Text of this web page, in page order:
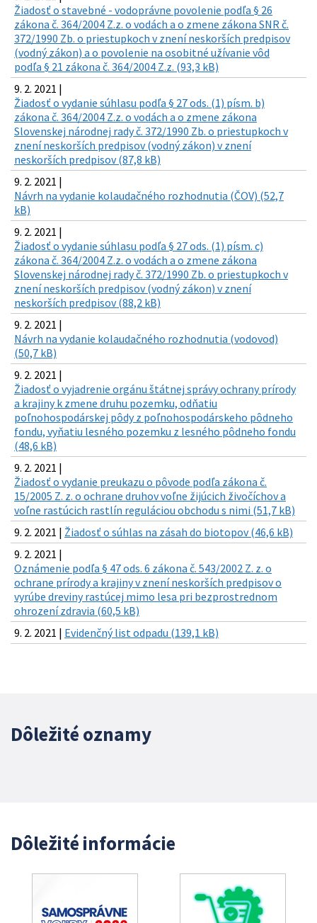
Žiadosť o stavebné - vodoprávne povolenie podľa § 26
zákona č. 364/2004 Z.z. o vodách a o zmene zákona SNR č.
372/1990 Zb. o priestupkoch v znení neskorších predpisov
(vodný zákon) a o povolenie na osobitné užívanie vôd
podľa § 21 zákona č. 364/2004 Z.z. (93,3 kB)
9. 2. 2021 |
Žiadosť o vydanie súhlasu podľa § 27 ods. (1) písm. b)
zákona č. 364/2004 Z.z. o vodách a o zmene zákona
Slovenskej národnej rady č. 372/1990 Zb. o priestupkoch v
znení neskorších predpisov (vodný zákon) v znení
neskorších predpisov (87,8 kB)
9. 2. 2021 |
Návrh na vydanie kolaudačného rozhodnutia (ČOV) (52,7
kB)
9. 2. 2021 |
Žiadosť o vydanie súhlasu podľa § 27 ods. (1) písm. c)
zákona č. 364/2004 Z.z. o vodách a o zmene zákona
Slovenskej národnej rady č. 372/1990 Zb. o priestupkoch v
znení neskorších predpisov (vodný zákon) v znení
neskorších predpisov (88,2 kB)
9. 2. 2021 |
Návrh na vydanie kolaudačného rozhodnutia (vodovod)
(50,7 kB)
9. 2. 2021 |
Žiadosť o vyjadrenie orgánu štátnej správy ochrany prírody
a krajiny k zmene druhu pozemku, odňatiu
poľnohospodárskej pôdy z poľnohospodárskeho pôdneho
fondu, vyňatiu lesného pozemku z lesného pôdneho fondu
(48,6 kB)
9. 2. 2021 |
Žiadosť o vydanie preukazu o pôvode podľa zákona č.
15/2005 Z. z. o ochrane druhov voľne žijúcich živočíchov a
voľne rastúcich rastlín reguláciou obchodu s nimi (51,7 kB)
9. 2. 2021 | Žiadosť o súhlas na zásah do biotopov (46,6 kB)
9. 2. 2021 |
Oznámenie podľa § 47 ods. 6 zákona č. 543/2002 Z. z. o
ochrane prírody a krajiny v znení neskorších predpisov o
vyrúbe dreviny rastúcej mimo lesa pri bezprostrednom
ohrození zdravia (60,5 kB)
9. 2. 2021 | Evidenčný list odpadu (139,1 kB)
Dôležité oznamy
Dôležité informácie